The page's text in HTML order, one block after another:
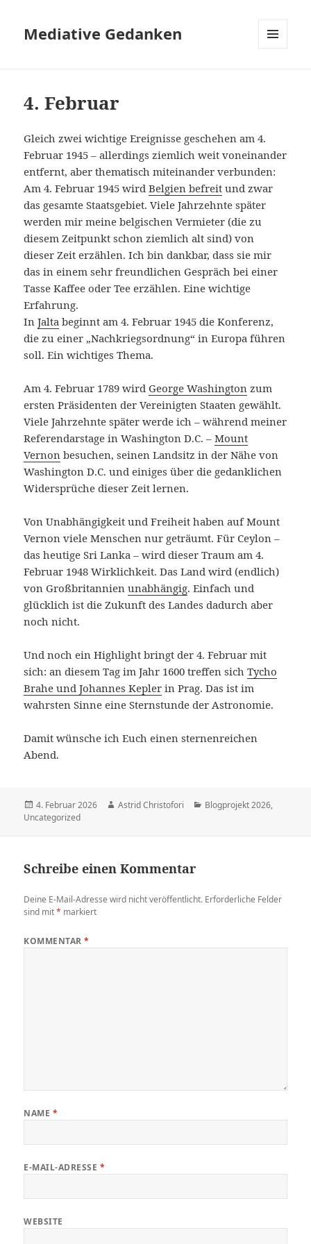
Mediative Gedanken
4. Februar
Gleich zwei wichtige Ereignisse geschehen am 4.
Februar 1945 – allerdings ziemlich weit voneinander
entfernt, aber thematisch miteinander verbunden:
Am 4. Februar 1945 wirdBelgien befreit und zwar
das gesamte Staatsgebiet. Viele Jahrzehnte später
werden mir meine belgischen Vermieter (die zu
diesem Zeitpunkt schon ziemlich alt sind) von
dieser Zeit erzählen. Ich bin dankbar, dass sie mir
das in einem sehr freundlichen Gespräch bei einer
Tasse Kaffee oder Tee erzählen. Eine wichtige
Erfahrung.
InJalta beginnt am 4. Februar 1945 die Konferenz,
die zu einer „Nachkriegsordnung“ in Europa führen
soll. Ein wichtiges Thema.
Am 4. Februar 1789 wird George Washington zum
ersten Präsidenten der Vereinigten Staaten gewählt.
Viele Jahrzehnte später werde ich – während meiner
Referendarstage in Washington D.C. –Mount
Vernon besuchen, seinen Landsitz in der Nähe von
Washington D.C. und einiges über die gedanklichen
Widersprüche dieser Zeit lernen.
Von Unabhängigkeit und Freiheit haben auf Mount
Vernon viele Menschen nur geträumt. Für Ceylon –
das heutige Sri Lanka – wird dieser Traum am 4.
Februar 1948 Wirklichkeit. Das Land wird (endlich)
von Großbritannienunabhängig. Einfach und
glücklich ist die Zukunft des Landes dadurch aber
noch nicht.
Und noch ein Highlight bringt der 4. Februar mit
sich: an diesem Tag im Jahr 1600 treffen sichTycho
Brahe und Johannes Kepler in Prag. Das ist im
wahrsten Sinne eine Sternstunde der Astronomie.
Damit wünsche ich Euch einen sternenreichen
Abend.
Veröffentlicht
am
4. Februar 2026 Autor
Astrid Christofori Kategorien
Blogprojekt 2026,
Uncategorized
Schreibe einen Kommentar
Deine E-Mail-Adresse wird nicht veröffentlicht. Erforderliche Felder
sind mit* markiert
KOMMENTAR*
NAME *
E-MAIL-ADRESSE *
WEBSITE